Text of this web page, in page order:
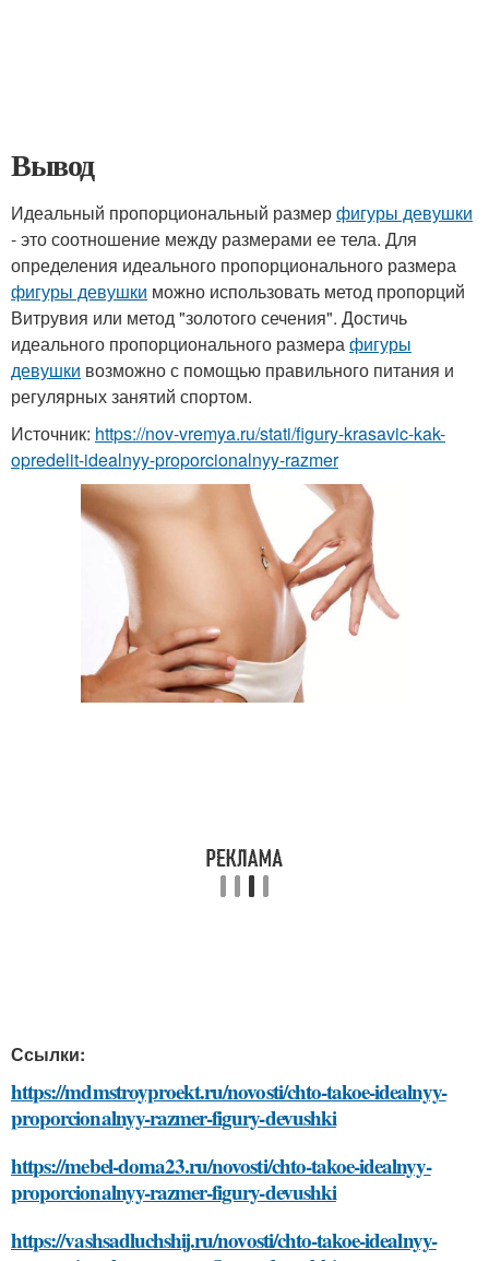
Вывод
Идеальный пропорциональный размерфигуры девушки
- это соотношение между размерами ее тела. Для
определения идеального пропорционального размера
фигуры девушки можно использовать метод пропорций
Витрувия или метод "золотого сечения". Достичь
идеального пропорционального размерафигуры
девушки возможно с помощью правильного питания и
регулярных занятий спортом.
Источник: https://nov-vremya.ru/stati/figury-krasavic-kak-
opredelit-idealnyy-proporcionalnyy-razmer
Ссылки:
https://mdmstroyproekt.ru/novosti/chto-takoe-idealnyy-
proporcionalnyy-razmer-figury-devushki
https://mebel-doma23.ru/novosti/chto-takoe-idealnyy-
proporcionalnyy-razmer-figury-devushki
https://vashsadluchshij.ru/novosti/chto-takoe-idealnyy-